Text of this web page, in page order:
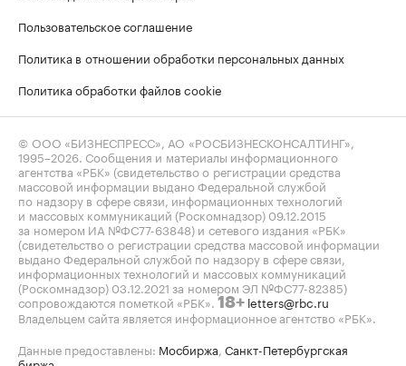
Пользовательское соглашение
Политика в отношении обработки персональных данных
Политика обработки файлов cookie
© ООО «БИЗНЕСПРЕСС», АО «РОСБИЗНЕСКОНСАЛТИНГ»,
1995–2026 . Сообщения и материалы информационного
агентства «РБК» (свидетельство о регистрации средства
массовой информации выдано Федеральной службой
по надзору в сфере связи, информационных технологий
и массовых коммуникаций (Роскомнадзор) 09.12.2015
за номером ИА №ФС77-63848) и сетевого издания «РБК»
(свидетельство о регистрации средства массовой информации
выдано Федеральной службой по надзору в сфере связи,
информационных технологий и массовых коммуникаций
(Роскомнадзор) 03.12.2021 за номером ЭЛ №ФС77-82385)
сопровождаются пометкой «РБК». 18+ letters@rbc.ru
Владельцем сайта является информационное агентство «РБК».
Данные предоставлены: Мосбиржа Санкт-Петербургская